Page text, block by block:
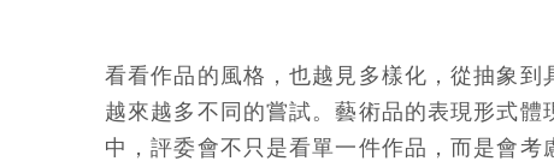
看看作品的風格，也越見多樣化，從抽象
越來越多不同的嘗試。藝術品的表現形式
中，評委會不只是看單一件作品，而是會